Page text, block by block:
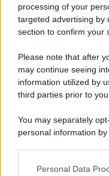
processing of your
targeted advertising by
section to confirm your
Please note that after
may continue seeing
information utilized by
third parties prior to
You may separately
personal information
This information may
Personal Data
Avellino:
match